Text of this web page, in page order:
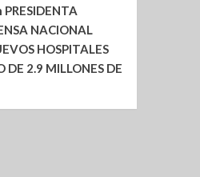
PRESIDENTA
NACIONAL
HOSPITALES
DE 2.9 MILLONES DE